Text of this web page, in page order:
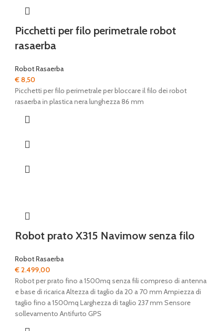
Picchetti per filo perimetrale robot
rasaerba
Robot Rasaerba
€ 8,50
Picchetti per filo perimetrale per bloccare il filo dei robot
rasaerba in plastica nera lunghezza 86 mm
Robot prato X315 Navimow senza filo
Robot Rasaerba
€ 2.499,00
Robot per prato fino a 1500mq senza fili compreso di antenna
e base di ricarica Altezza di taglio da 20 a 70 mm Ampiezza di
taglio fino a 1500mq Larghezza di taglio 237 mm Sensore
sollevamento Antifurto GPS